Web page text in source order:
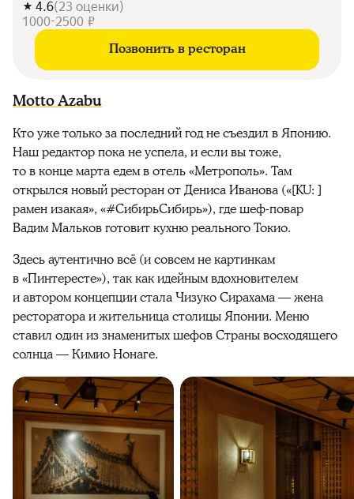
4.6(23 оценки)
1000-2500 ₽
Позвонить в ресторан
Motto Azabu
Кто уже только за последний год не съездил в Японию.
Наш редактор пока не успела, и если вы тоже,
то в конце марта едем в отель «Метрополь». Там
открылся новый ресторан от Дениса Иванова («[KU: ]
рамен изакая», «#СибирьСибирь»), где шеф-повар
Вадим Мальков готовит кухню реального Токио.
Здесь аутентично всё (и совсем не картинкам
в «Пинтересте»), так как идейным вдохновителем
и автором концепции стала Чизуко Сирахама — жена
ресторатора и жительница столицы Японии. Меню
ставил один из знаменитых шефов Страны восходящего
солнца — Кимио Нонаге.